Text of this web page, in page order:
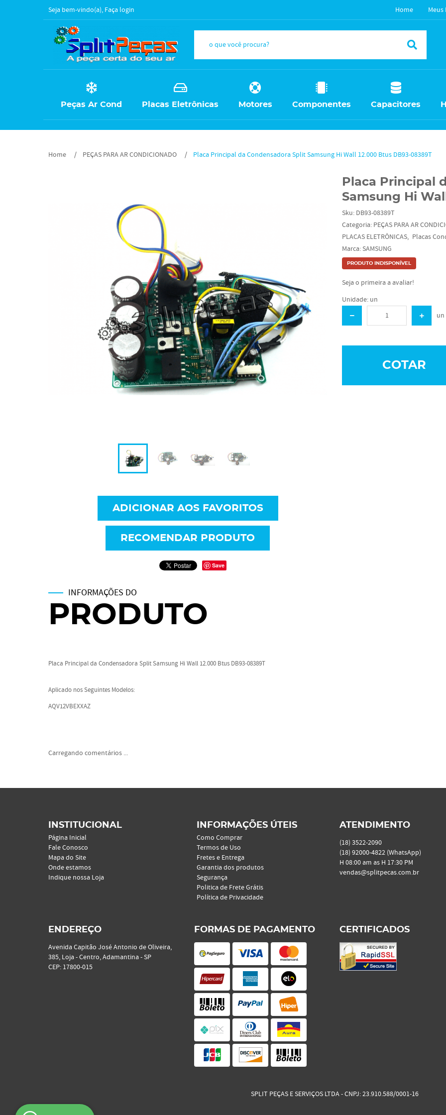
Seja bem-vindo(a), Faça login Home Meus
Peças Ar Cond Placas Eletrônicas Motores Componentes Capacitores
Home PEÇAS PARA AR CONDICIONADO Placa Principal da Condensadora Split Samsung Hi Wall 12.000 Btus DB93-08389T
ADICIONAR AOS FAVORITOS
RECOMENDAR PRODUTO
Save
Placa Principal
Samsung Hi
Sku: DB93-08389T
Categoria: PEÇAS PARA AR
PLACAS ELETRÔNICAS
Placas
Marca: SAMSUNG
PRODUTO INDISPONÍVEL
Seja o primeira a avaliar!
Unidade: un
un
COTAR
INFORMAÇÕES DO
PRODUTO
Placa Principal da Condensadora Split Samsung Hi Wall 12.000 Btus DB93-08389T
Aplicado nos Seguintes Modelos:
AQV12VBEXXAZ
Carregando comentários ...
INSTITUCIONAL
Página Inicial
Fale Conosco
Mapa do Site
Onde estamos
Indique nossa Loja
INFORMAÇÕES ÚTEIS
Como Comprar
Termos de Uso
Fretes e Entrega
Garantia dos produtos
Segurança
Politica de Frete Grátis
Política de Privacidade
ATENDIMENTO
(18) 3522-2090
(18) 92000-4822 (WhatsApp)
H 08:00 am as H 17:30 PM
vendas@splitpecas.com.br
ENDEREÇO
Avenida Capitão José Antonio de Oliveira,
385, Loja-Centro, Adamantina-SP
CEP: 17800-015
FORMAS DE PAGAMENTO CERTIFICADOS
SPLIT PEÇAS E SERVIÇOS LTDA CNPJ: 23.910.588/0001-16